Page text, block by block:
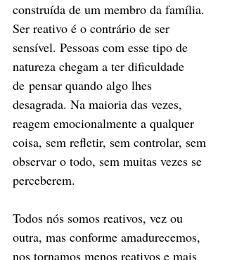
construída de um membro da família.
Ser reativo é o contrário de ser
sensível. Pessoas com esse tipo de
natureza chegam a ter dificuldade
de pensar quando algo lhes
desagrada. Na maioria das vezes,
reagem emocionalmente a qualquer
coisa, sem refletir, sem controlar, sem
observar o todo, sem muitas vezes se
perceberem.
Todos nós somos reativos, vez ou
outra, mas conforme amadurecemos,
nos tornamos menos reativos e mais